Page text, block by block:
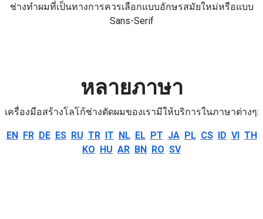
ช่างทำผมที่เป็นทางการควรเลือกแบบอักษรสมัยใหม่หรือแบบ
Sans-Serif
หลายภาษา
เครื่องมือสร้างโลโก้ช่างตัดผมของเรามีให้บริการในภาษาต่างๆ:
EN FR DE ES RU TR IT NL EL PT JA PL CS ID VI TH
KO HU AR BN RO SV